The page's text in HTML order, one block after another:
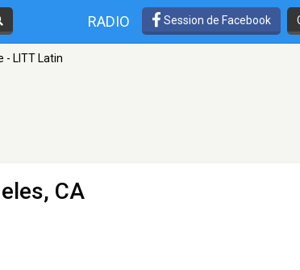
RADIO Session de Facebook
- LITT Latin
CA